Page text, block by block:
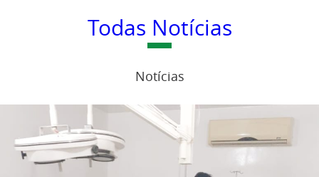
Todas Notícias
Notícias